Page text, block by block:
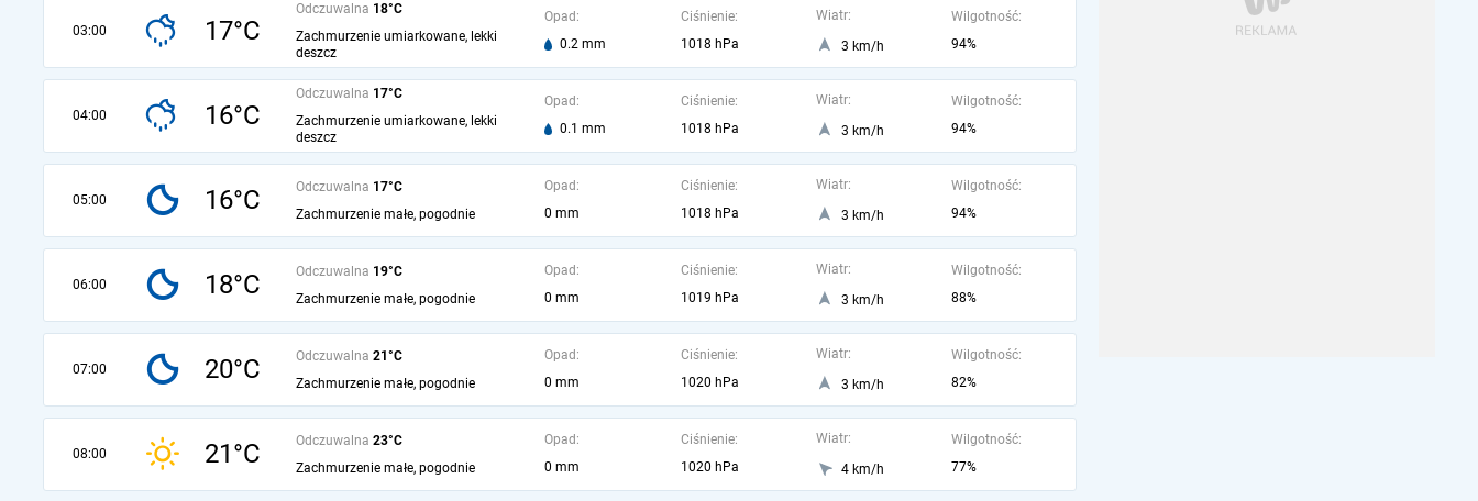
03:00 17°C
Odczuwalna 18°C
Zachmurzenie umiarkowane, lekki
deszcz
Opad:
0.2 mm
Ciśnienie:
1018 hPa
Wiatr:
3 km/h
Wilgotność:
94%
04:00 16°C
Odczuwalna 17°C
Zachmurzenie umiarkowane, lekki
deszcz
Opad:
0.1 mm
Ciśnienie:
1018 hPa
Wiatr:
3 km/h
Wilgotność:
94%
05:00 16°C Odczuwalna 17°C
Zachmurzenie małe, pogodnie
Opad:
0 mm
Ciśnienie:
1018 hPa
Wiatr:
3 km/h
Wilgotność:
94%
06:00 18°C Odczuwalna 19°C
Zachmurzenie małe, pogodnie
Opad:
0 mm
Ciśnienie:
1019 hPa
Wiatr:
3 km/h
Wilgotność:
88%
07:00 20°C Odczuwalna 21°C
Zachmurzenie małe, pogodnie
Opad:
0 mm
Ciśnienie:
1020 hPa
Wiatr:
3 km/h
Wilgotność:
82%
08:00 21°C Odczuwalna 23°C
Zachmurzenie małe, pogodnie
Opad:
0 mm
Ciśnienie:
1020 hPa
Wiatr:
4 km/h
Wilgotność:
77%